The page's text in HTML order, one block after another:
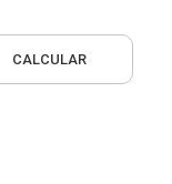
CALCULAR